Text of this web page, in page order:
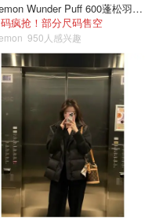
lululemon Wunder Puff 600蓬松羽绒夹克
疯抢！部分尺码售空
950人感兴趣